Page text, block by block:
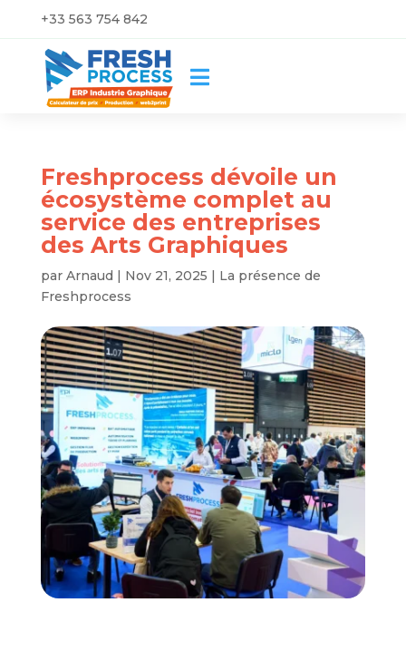
+33 563 754 842

Freshprocess dévoile un
écosystème complet au
service des entreprises
des Arts Graphiques
par Arnaud | Nov 21, 2025 | La présence de
Freshprocess